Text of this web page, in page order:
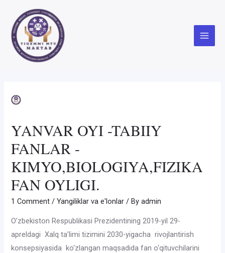
content
Main
YANVAR OYI -TABIIY
FANLAR -
KIMYO,BIOLOGIYA,FIZIKA
FAN OYLIGI.
1 Comment /Yangiliklar va e'lonlar / Byadmin
O’zbekiston Respublikasi Prezidentining 2019-yil 29-
apreldagi Xalq ta’limi tizimini 2030-yigacha rivojlantirish
konsepsiyasida ko‘zlangan maqsadida fan o‘qituvchilarini